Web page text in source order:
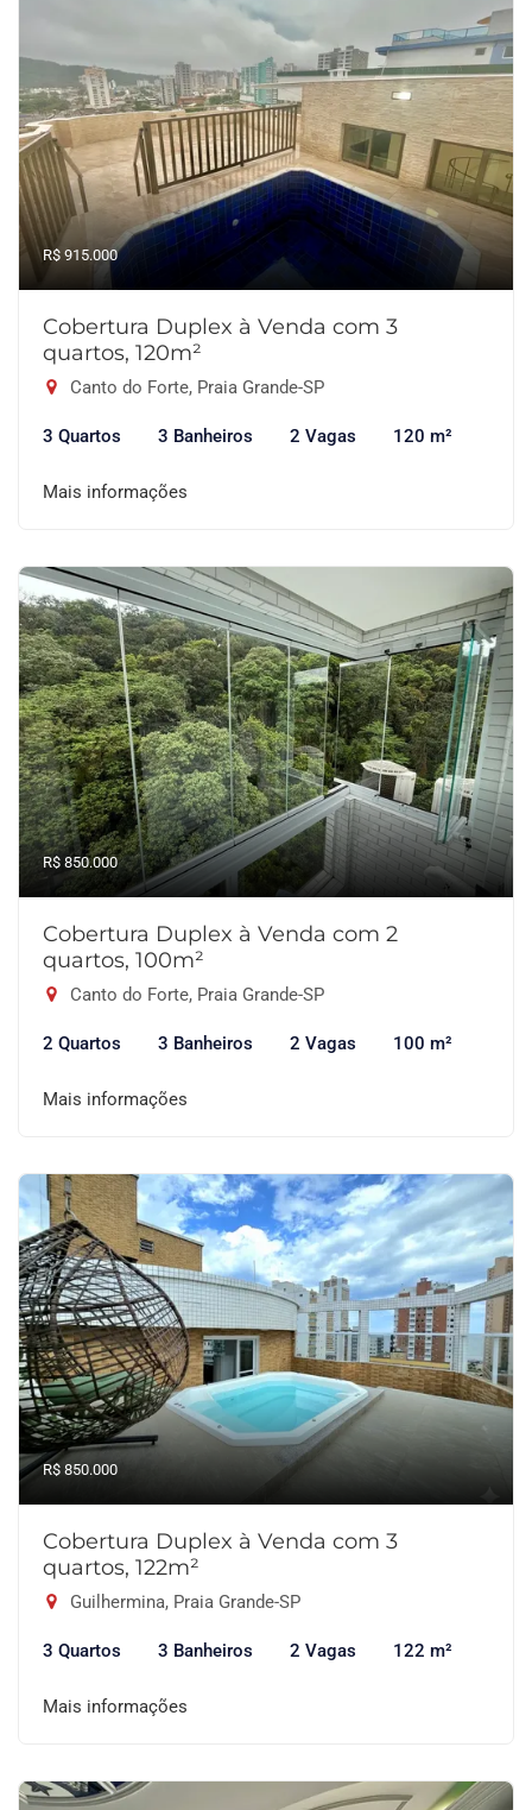
R$ 915.000
Cobertura Duplex à Venda com 3
quartos, 120m²
Canto do Forte, Praia Grande-SP
3 Quartos 3 Banheiros 2 Vagas 120 m²
Mais informações
R$ 850.000
Cobertura Duplex à Venda com 2
quartos, 100m²
Canto do Forte, Praia Grande-SP
2 Quartos 3 Banheiros 2 Vagas 100 m²
Mais informações
R$ 850.000
Cobertura Duplex à Venda com 3
quartos, 122m²
Guilhermina, Praia Grande-SP
3 Quartos 3 Banheiros 2 Vagas 122 m²
Mais informações